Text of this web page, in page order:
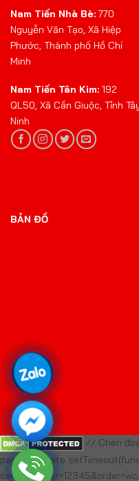
Nam Tiến Nhà Bè: 770
Nguyễn Văn Tạo, Xã Hiệp
Phước, Thành phố Hồ Chí
Minh
Nam Tiến Tân Kim: 192
QL50, Xã Cần Giuộc, Tỉnh
Ninh
BẢN ĐỒ
// Chèn
page template